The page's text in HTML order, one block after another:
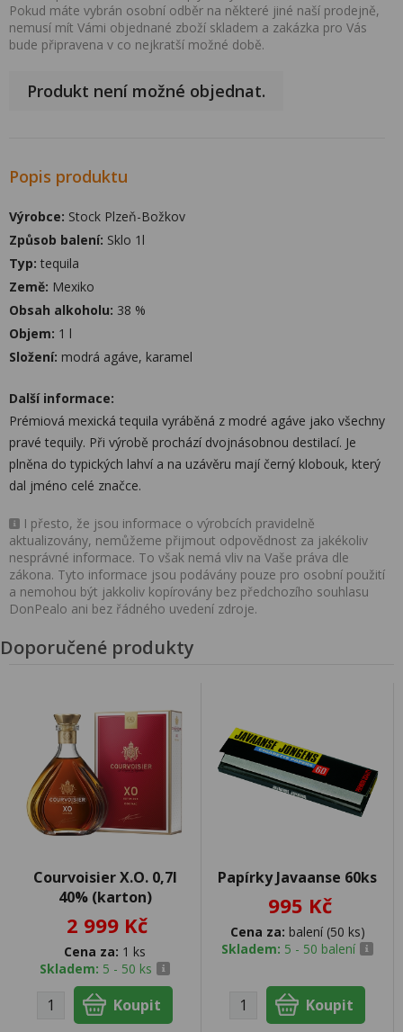
Pokud máte vybrán osobní odběr na některé jiné naší prodejně,
nemusí mít Vámi objednané zboží skladem a zakázka pro Vás
bude připravena v co nejkratší možné době.
Produkt není možné objednat.
Popis produktu
Výrobce: Stock Plzeň-Božkov
Způsob balení: Sklo 1l
Typ: tequila
Země: Mexiko
Obsah alkoholu: 38 %
Objem: 1 l
Složení: modrá agáve, karamel
Další informace:
Prémiová mexická tequila vyráběná z modré agáve jako všechny
pravé tequily. Při výrobě prochází dvojnásobnou destilací. Je
plněna do typických lahví a na uzávěru mají černý klobouk, který
dal jméno celé značce.
I přesto, že jsou informace o výrobcích pravidelně
aktualizovány, nemůžeme přijmout odpovědnost za jakékoliv
nesprávné informace. To však nemá vliv na Vaše práva dle
zákona. Tyto informace jsou podávány pouze pro osobní použití
a nemohou být jakkoliv kopírovány bez předchozího souhlasu
DonPealo ani bez řádného uvedení zdroje.
Doporučené produkty
Courvoisier X.O. 0,7l
40% (karton)
2 999 Kč
Cena za: 1 ks
Skladem: 5 - 50 ks
Papírky Javaanse 60ks
995 Kč
Cena za: balení (50 ks)
Skladem: 5 - 50 balení